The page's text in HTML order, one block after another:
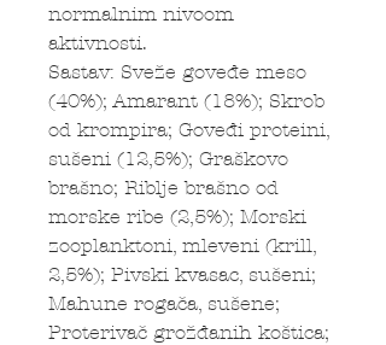
normalnim nivoom
aktivnosti.
Sastav: Sveže goveđe meso
(40%); Amarant (18%); Skrob
od krompira; Goveđi proteini,
sušeni (12,5%); Graškovo
brašno; Riblje brašno od
morske ribe (2,5%); Morski
zooplanktoni, mleveni (krill,
2,5%); Pivski kvasac, sušeni;
Mahune rogača, sušene;
Proterivač grožđanih koštica;